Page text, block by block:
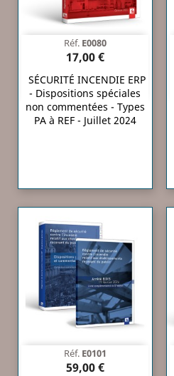
Réf. E0080
17,00 €
SÉCURITÉ INCENDIE ERP
- Dispositions spéciales
non commentées - Types
PA à REF - Juillet 2024
Réf. E0101
59,00 €